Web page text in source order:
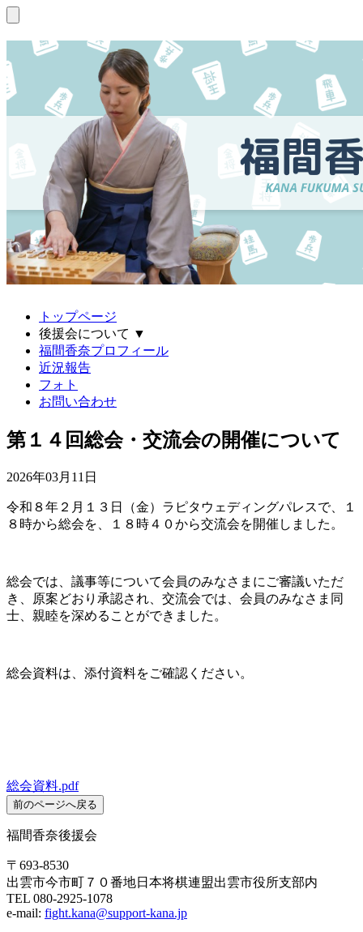
トップページ
後援会について ▼
福間香奈プロフィール
近況報告
フォト
お問い合わせ
第１４回総会・交流会の開催について
2026年03月11日
令和８年２月１３日（金）ラピタウェディングパレスで、１
８時から総会を、１８時４０から交流会を開催しました。
総会では、議事等について会員のみなさまにご審議いただ
き、原案どおり承認され、交流会では、会員のみなさま同
士、親睦を深めることができました。
総会資料は、添付資料をご確認ください。
総会資料.pdf
前のページへ戻る
福間香奈後援会
〒693-8530
出雲市今市町７０番地日本将棋連盟出雲市役所支部内
TEL 080-2925-1078
e-mail: fight.kana@support-kana.jp